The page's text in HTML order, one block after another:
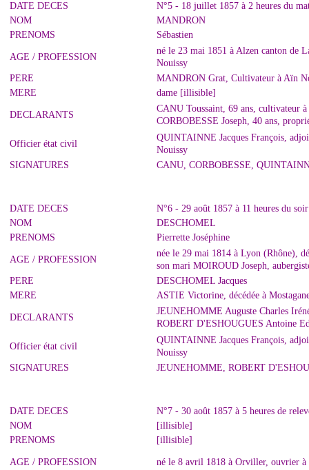
DATE DECES
N°5 - 18 juillet 1857 à 2 heures du
NOM
MANDRON
PRENOMS
Sébastien
AGE / PROFESSION
né le 23 mai 1851 à Alzen canton de
Nouissy
PERE
MANDRON Grat, Cultivateur à Aïn
MERE
dame [illisible]
DECLARANTS
CANU Toussaint, 69 ans, cultivateur
CORBOBESSE Joseph, 40 ans,
Officier état civil
QUINTAINNE Jacques François,
Nouissy
SIGNATURES
CANU, CORBOBESSE,
DATE DECES
N°6 - 29 août 1857 à 11 heures du
NOM
DESCHOMEL
PRENOMS
Pierrette Joséphine
AGE / PROFESSION
née le 29 mai 1814 à Lyon (Rhône),
son mari MOIROUD Joseph,
PERE
DESCHOMEL Jacques
MERE
ASTIE Victorine, décédée à
DECLARANTS
JEUNEHOMME Auguste Charles
ROBERT D'ESHOUGUES Antoine
Officier état civil
QUINTAINNE Jacques François,
Nouissy
SIGNATURES
JEUNEHOMME, ROBERT
DATE DECES
N°7 - 30 août 1857 à 5 heures de
NOM
[illisible]
PRENOMS
[illisible]
AGE / PROFESSION né le 8 avril 1818 à Orviller, ouvrier